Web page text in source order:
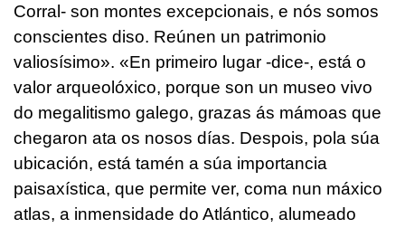
Corral- son montes excepcionais, e nós somos
conscientes diso. Reúnen un patrimonio
valiosísimo». «En primeiro lugar -dice-, está o
valor arqueolóxico, porque son un museo vivo
do megalitismo galego, grazas ás mámoas que
chegaron ata os nosos días. Despois, pola súa
ubicación, está tamén a súa importancia
paisaxística, que permite ver, coma nun máxico
atlas, a inmensidade do Atlántico, alumeado